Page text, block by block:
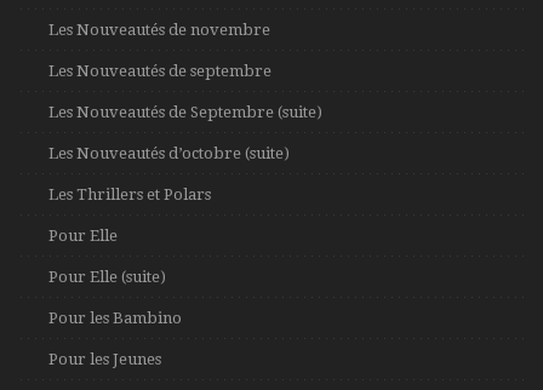
Les Nouveautés de novembre
Les Nouveautés de septembre
Les Nouveautés de Septembre (suite)
Les Nouveautés d’octobre (suite)
Les Thrillers et Polars
Pour Elle
Pour Elle (suite)
Pour les Bambino
Pour les Jeunes